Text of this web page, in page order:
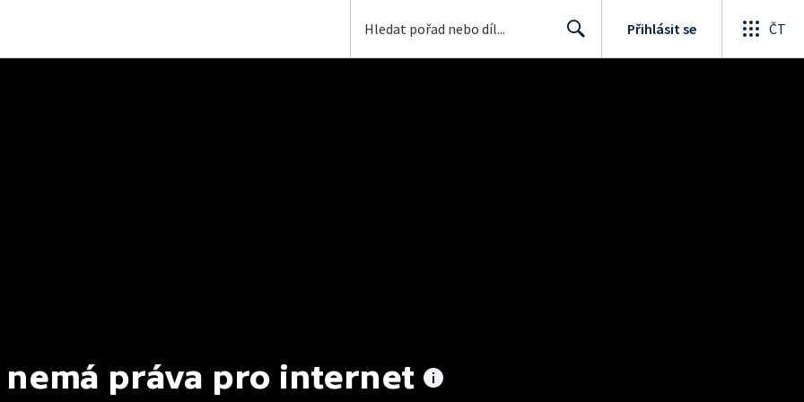
Přihlásit se ČT
nemá práva pro internet